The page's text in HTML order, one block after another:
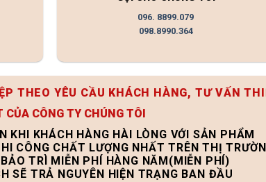
096. 8899.079
098.8990.364
THEO YÊU CẦU KHÁCH HÀNG, TƯ VẤN
CỦA CÔNG TY CHÚNG TÔI
KHI KHÁCH HÀNG HÀI LÒNG VỚI SẢN PHẨM
CÔNG CHẤT LƯỢNG NHẤT TRÊN THỊ
TRÌ MIỄN PHÍ HÀNG NĂM(MIỄN PHÍ)
SẼ TRẢ NGUYÊN HIỆN TRẠNG BAN ĐẦU